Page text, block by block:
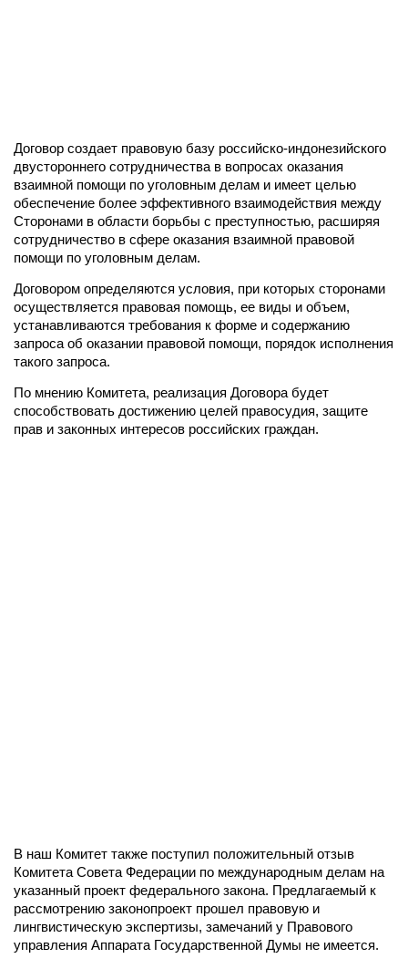
Договор создает правовую базу российско-индонезийского
двустороннего сотрудничества в вопросах оказания
взаимной помощи по уголовным делам и имеет целью
обеспечение более эффективного взаимодействия между
Сторонами в области борьбы с преступностью, расширяя
сотрудничество в сфере оказания взаимной правовой
помощи по уголовным делам.
Договором определяются условия, при которых сторонами
осуществляется правовая помощь, ее виды и объем,
устанавливаются требования к форме и содержанию
запроса об оказании правовой помощи, порядок исполнения
такого запроса.
По мнению Комитета, реализация Договора будет
способствовать достижению целей правосудия, защите
прав и законных интересов российских граждан.
В наш Комитет также поступил положительный отзыв
Комитета Совета Федерации по международным делам на
указанный проект федерального закона. Предлагаемый к
рассмотрению законопроект прошел правовую и
лингвистическую экспертизы, замечаний у Правового
управления Аппарата Государственной Думы не имеется.